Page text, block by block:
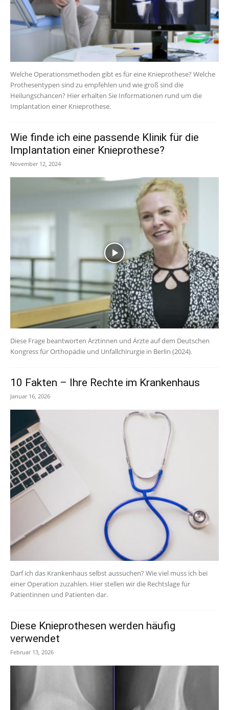
Welche Operationsmethoden gibt es für eine Knieprothese? Welche
Prothesentypen sind zu empfehlen und wie groß sind die
Heilungschancen? Hier erhalten Sie Informationen rund um die
Implantation einer Knieprothese.
Wie finde ich eine passende Klinik für die
Implantation einer Knieprothese?
November 12, 2024
Diese Frage beantworten Ärztinnen und Ärzte auf dem Deutschen
Kongress für Orthopädie und Unfallchirurgie in Berlin (2024).
10 Fakten – Ihre Rechte im Krankenhaus
Januar 16, 2026
Darf ich das Krankenhaus selbst aussuchen? Wie viel muss ich bei
einer Operation zuzahlen. Hier stellen wir die Rechtslage für
Patientinnen und Patienten dar.
Diese Knieprothesen werden häufig
verwendet
Februar 13, 2026